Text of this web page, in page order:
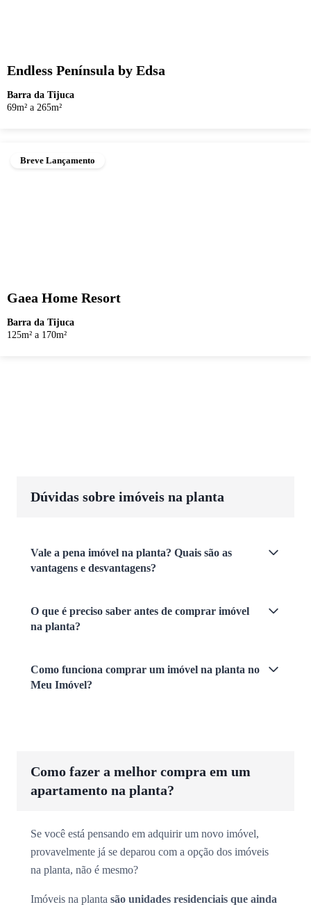
Endless Península by Edsa
Barra da Tijuca
69m² a 265m²
Breve Lançamento
Gaea Home Resort
Barra da Tijuca
125m² a 170m²
Dúvidas sobre imóveis na planta
Vale a pena imóvel na planta? Quais são as
vantagens e desvantagens?
O que é preciso saber antes de comprar imóvel
na planta?
Como funciona comprar um imóvel na planta no
Meu Imóvel?
Como fazer a melhor compra em um
apartamento na planta?
Se você está pensando em adquirir um novo imóvel,
provavelmente já se deparou com a opção dos imóveis
na planta, não é mesmo?
Imóveis na planta são unidades residenciais que ainda